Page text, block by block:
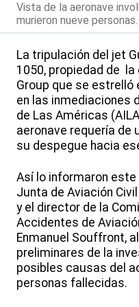
Vista de la aeronave
murieron nueve
La tripulación del jet
1050, propiedad de
Group que se estrelló
en las inmediaciones
de Las Américas
aeronave requería de
su despegue hacia
Así lo informaron
Junta de Aviación
y el director de la
Accidentes de
Enmanuel Souffront,
preliminares de la
posibles causas del
personas fallecidas.